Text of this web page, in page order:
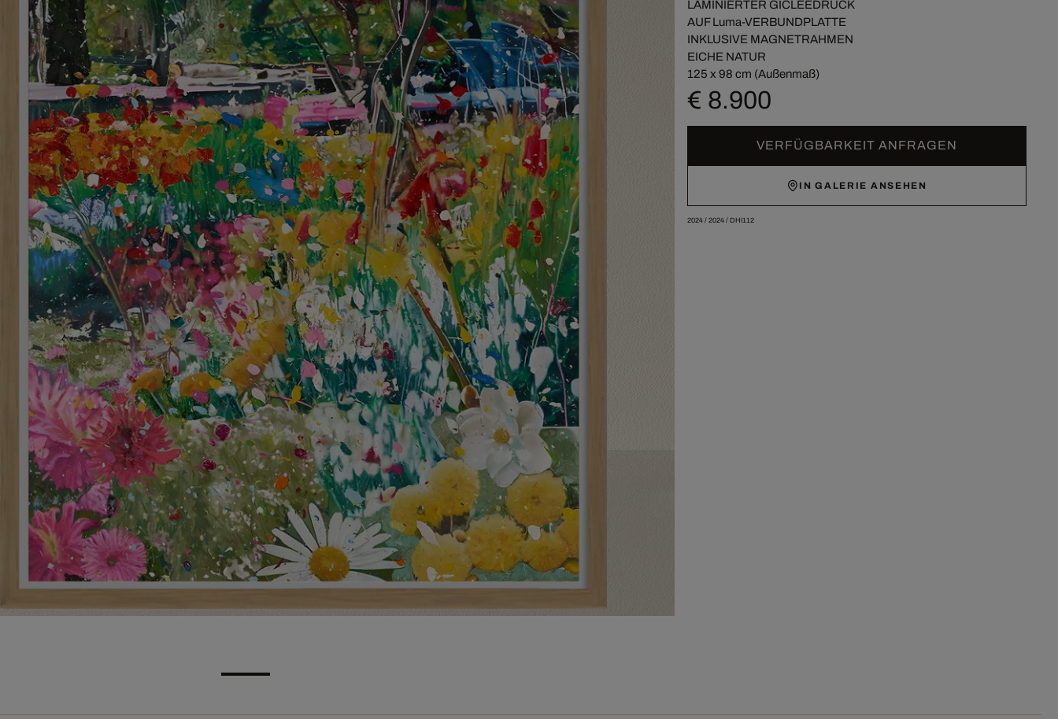
LAMINIERTER GICLÉEDRUCK
AUF Luma-VERBUNDPLATTE
INKLUSIVE MAGNETRAHMEN
EICHE NATUR
125 x 98 cm (Außenmaß)
€ 8.900
VERFÜGBARKEIT ANFRAGEN
IN GALERIE ANSEHEN
2024/ 2024/ DHI112